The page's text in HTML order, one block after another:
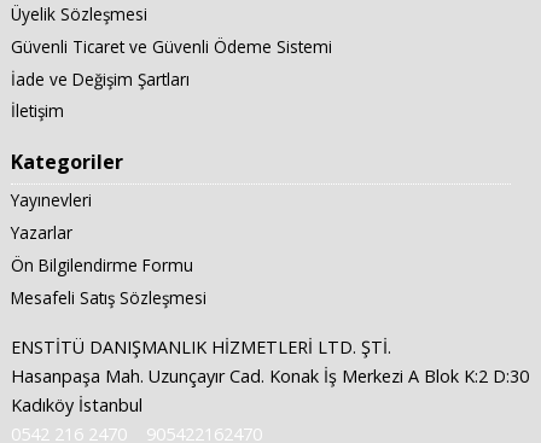
Üyelik Sözleşmesi
Güvenli Ticaret ve Güvenli Ödeme Sistemi
İade ve Değişim Şartları
İletişim
Kategoriler
Yayınevleri
Yazarlar
Ön Bilgilendirme Formu
Mesafeli Satış Sözleşmesi
ENSTİTÜ DANIŞMANLIK HİZMETLERİ LTD. ŞTİ.
Hasanpaşa Mah. Uzunçayır Cad. Konak İş Merkezi A Blok K:2 D:30
Kadıköy İstanbul
0542 216 2470
905422162470